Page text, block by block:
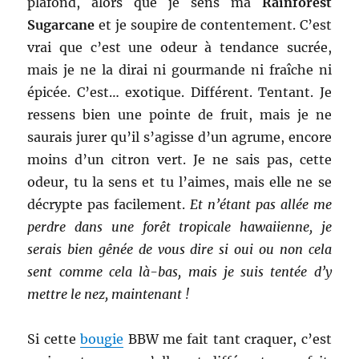
Sugarcane et je soupire de contentement. C’est
vrai que c’est une odeur à tendance sucrée,
mais je ne la dirai ni gourmande ni fraîche ni
épicée. C’est… exotique. Différent. Tentant. Je
ressens bien une pointe de fruit, mais je ne
saurais jurer qu’il s’agisse d’un agrume, encore
moins d’un citron vert. Je ne sais pas, cette
odeur, tu la sens et tu l’aimes, mais elle ne se
décrypte pas facilement.Et n’étant pas allée me
perdre dans une forêt tropicale hawaiienne, je
serais bien gênée de vous dire si oui ou non cela
sent comme cela là-bas, mais je suis tentée d’y
mettre le nez, maintenant !
Si cettebougie BBW me fait tant craquer, c’est